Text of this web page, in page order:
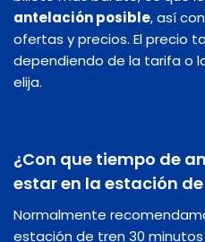
antelación posible, así
ofertas y precios. El precio
dependiendo de la tarifa o
elija.
¿Con que tiempo de
estar en la estación
Normalmente
estación de tren 30